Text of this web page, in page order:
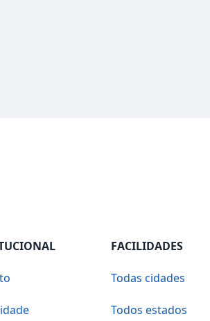
FACILIDADES
Todas cidades
Todos estados